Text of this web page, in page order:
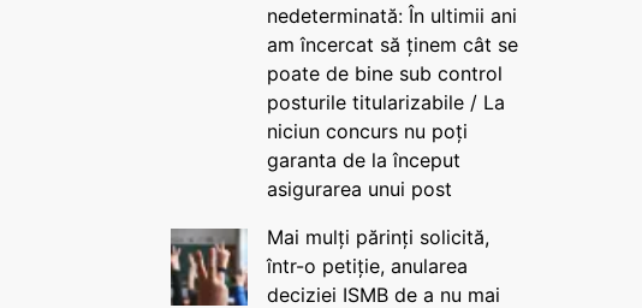
nedeterminată: În ultimii ani
am încercat să ținem cât se
poate de bine sub control
posturile titularizabile / La
niciun concurs nu poți
garanta de la început
asigurarea unui post
Mai mulți părinți solicită,
într-o petiție, anularea
deciziei ISMB de a nu mai